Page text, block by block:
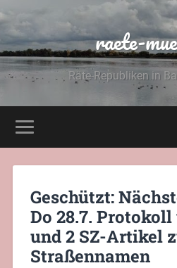
raete-
Räte-Republiken in
Geschützt:
Do 28.7.
und 2 SZ-Artikel
Straßennamen